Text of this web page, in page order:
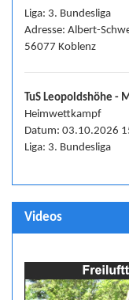
Liga: 3. Bundesliga
Adresse: Albert-
56077 Koblenz
TuS Leopoldshöhe -
Heimwettkampf
Datum: 03.10.2026
Liga: 3. Bundesliga
Videos